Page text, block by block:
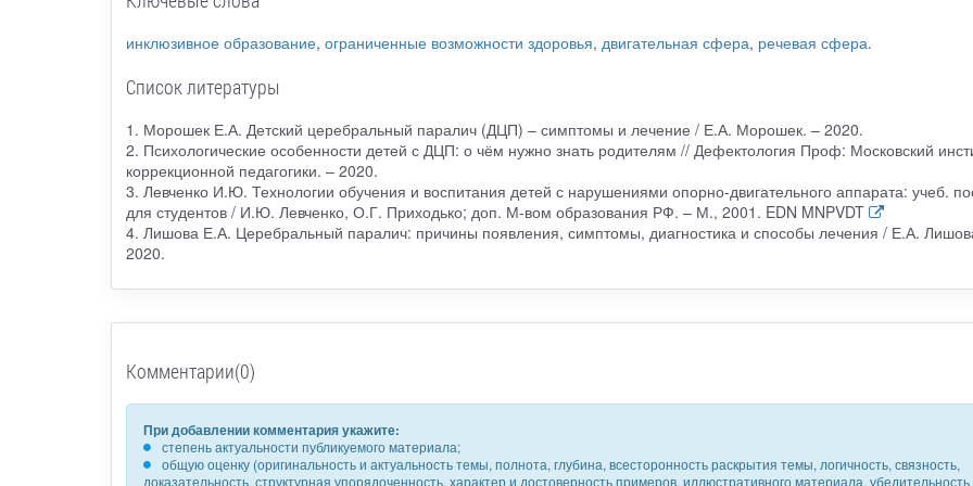
инклюзивное образование, ограниченные возможности здоровья, двигательная сфера, речевая сфера.
Список литературы
1. Морошек Е.А. Детский церебральный паралич (ДЦП) – симптомы и лечение / Е.А. Морошек. – 2020.
2. Психологические особенности детей с ДЦП: о чём нужно знать родителям // Дефектология Проф: Московский
коррекционной педагогики. – 2020.
3. Левченко И.Ю. Технологии обучения и воспитания детей с нарушениями опорно-двигательного аппарата: учеб.
для студентов / И.Ю. Левченко, О.Г. Приходько; доп. М-вом образования РФ. – М., 2001. EDN MNPVDT
4. Лишова Е.А. Церебральный паралич: причины появления, симптомы, диагностика и способы лечения / Е.А.
2020.
Комментарии(0)
При добавлении комментария укажите:
степень актуальности публикуемого материала;
общую оценку (оригинальность и актуальность темы, полнота, глубина, всесторонность раскрытия темы, логичность, связность,
доказательность, структурная упорядоченность, характер и достоверность примеров, иллюстративного материала, убедительность